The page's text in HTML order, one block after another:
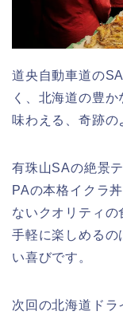
道央自動車道の
く、北海道の豊
味わえる、奇跡の
有珠山SAの絶景
PAの本格イクラ
ないクオリティの
手軽に楽しめるの
い喜びです。
次回の北海道ド